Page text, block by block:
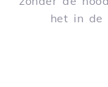
het in de